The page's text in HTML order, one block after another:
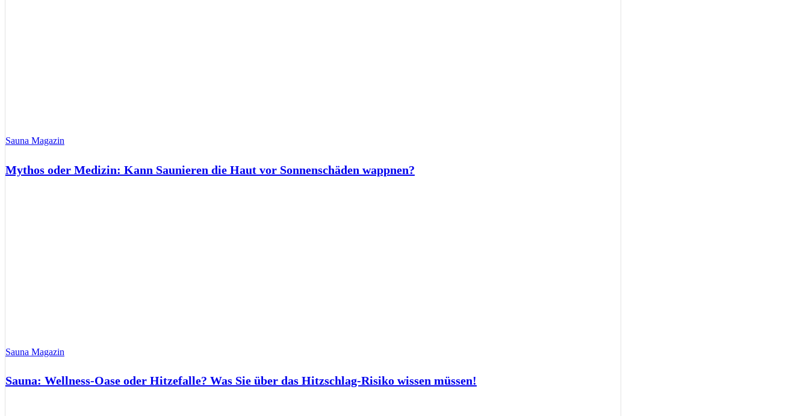
Sauna Magazin
Mythos oder Medizin: Kann Saunieren die Haut vor Sonnenschäden wappnen?
Sauna Magazin
Sauna: Wellness-Oase oder Hitzefalle? Was Sie über das Hitzschlag-Risiko wissen müssen!